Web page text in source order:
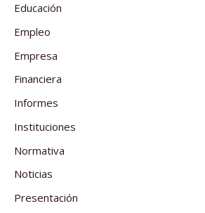
Educación
Empleo
Empresa
Financiera
Informes
Instituciones
Normativa
Noticias
Presentación